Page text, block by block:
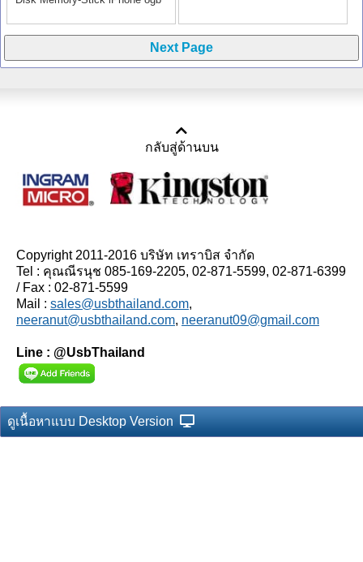
กลับสู่ด้านบน
Copyright 2011-2016 บริษัท เทราบิส จำกัด
Tel : คุณณีรนุช 085-169-2205, 02-871-5599, 02-871-6399
/ Fax : 02-871-5599
Mail : sales@usbthailand.com,
neeranut@usbthailand.com, neeranut09@gmail.com
Line : @UsbThailand
ดูเนื้อหาแบบ Desktop Version